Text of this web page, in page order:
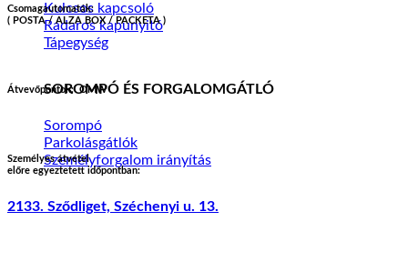
Kulcsos kapcsoló
Radaros kapunyitó
Tápegység
SOROMPÓ ÉS FORGALOMGÁTLÓ
Sorompó
Parkolásgátlók
Személyforgalom irányítás
Csomagautomaták:
( POSTA / ALZA BOX / PACKETA )
Átvevőpontok:OMW
Személyes átvétel
előre egyeztetett időpontban:
2133. Sződliget, Széchenyi u. 13.